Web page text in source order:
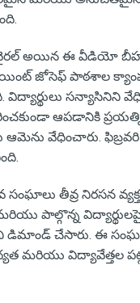
అయిన ఈ వీడియో
జోసెఫ్ పాఠశాల
విద్యార్థులు సన్యాసినిని
ఆపడానికి
ఆమెను వేధించారు.
సంఘాలు తీవ్ర నిరసన
పాల్గొన్న విద్యార్థులపై
డిమాండ్ చేసారు. ఈ
మరియు విద్యావేత్తల